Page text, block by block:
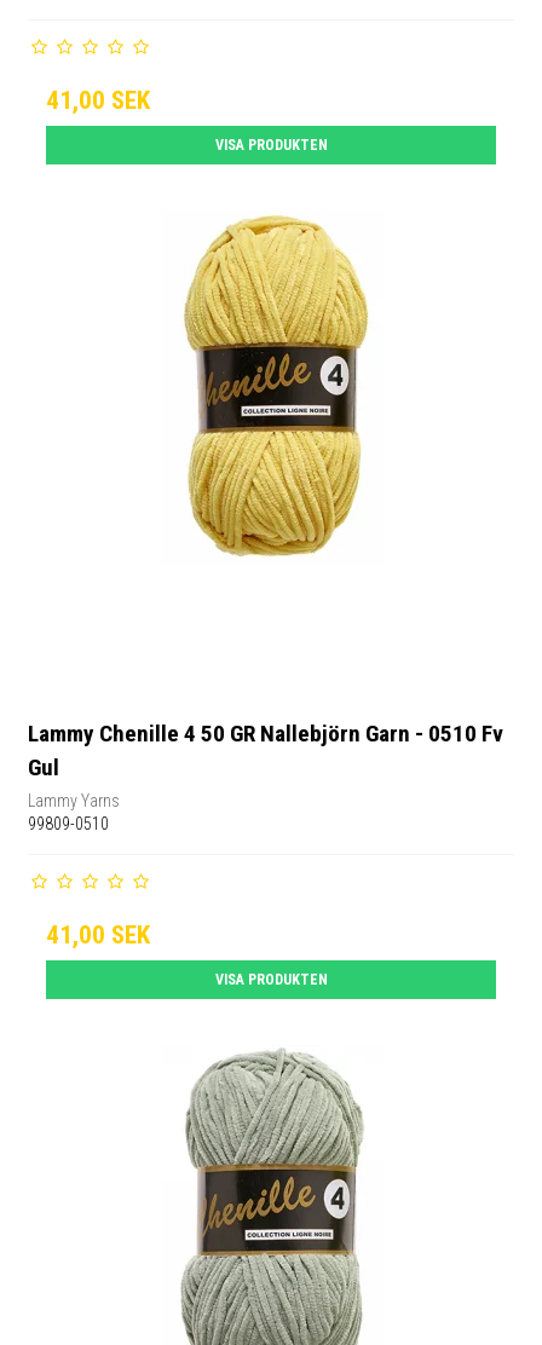
41,00 SEK
VISA PRODUKTEN
Lammy Chenille 4 50 GR Nallebjörn Garn - 0510 Fv
Gul
Lammy Yarns
99809-0510
41,00 SEK
VISA PRODUKTEN